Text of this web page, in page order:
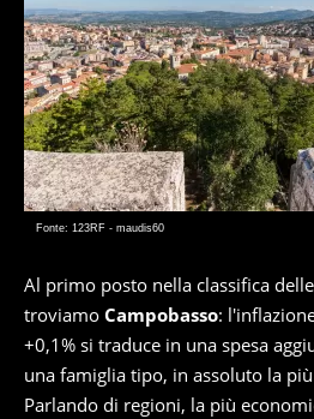
Fonte: 123RF - maudis60
Al primo posto nella classifica
troviamo Campobasso:
+0,1% si traduce in una spesa
una famiglia tipo, in assoluto la
Parlando di regioni, la più